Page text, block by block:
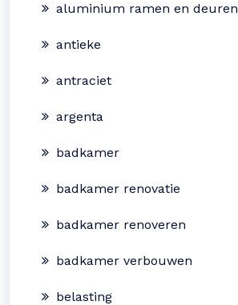
aluminium ramen en deuren
antieke
antraciet
argenta
badkamer
badkamer renovatie
badkamer renoveren
badkamer verbouwen
belasting